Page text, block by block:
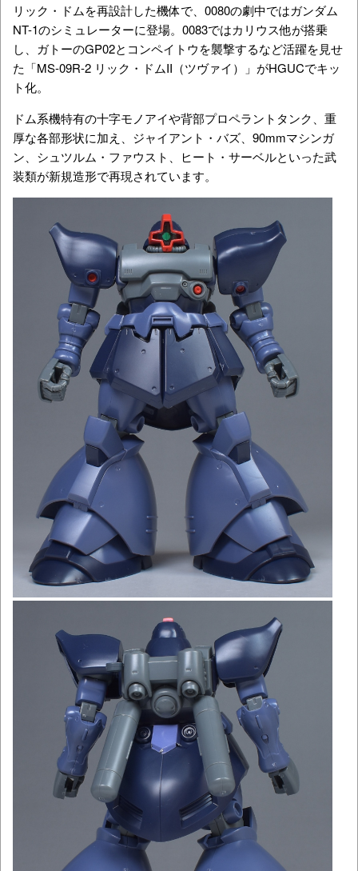
リック・ドムを再設計した機体で、0080の劇中ではガンダム
NT-1のシミュレーターに登場。0083ではカリウス他が搭乗
し、ガトーのGP02とコンペイトウを襲撃するなど活躍を見せ
た「MS-09R-2 リック・ドムII（ツヴァイ）」がHGUCでキッ
ト化。
ドム系機特有の十字モノアイや背部プロペラントタンク、重
厚な各部形状に加え、ジャイアント・バズ、90mmマシンガ
ン、シュツルム・ファウスト、ヒート・サーベルといった武
装類が新規造形で再現されています。